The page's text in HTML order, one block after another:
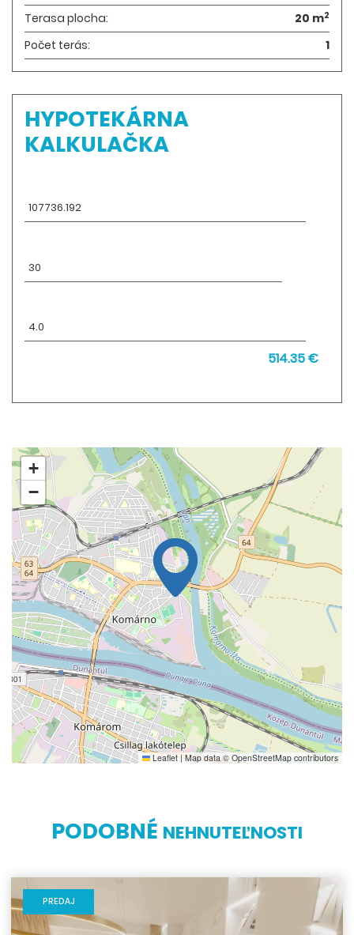
Terasa plocha: 20 m2
Počet terás: 1
HYPOTEKÁRNA
KALKULAČKA
514.35 €
+
−
Leaflet |Map data © OpenStreetMap contributors
PODOBNÉ NEHNUTEĽNOSTI
PREDAJ